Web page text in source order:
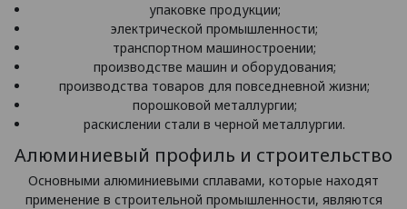
упаковке продукции;
электрической промышленности;
транспортном машиностроении;
производстве машин и оборудования;
производства товаров для повседневной жизни;
порошковой металлургии;
раскислении стали в черной металлургии.
Алюминиевый профиль и строительство
Основными алюминиевыми сплавами, которые находят
применение в строительной промышленности, являются